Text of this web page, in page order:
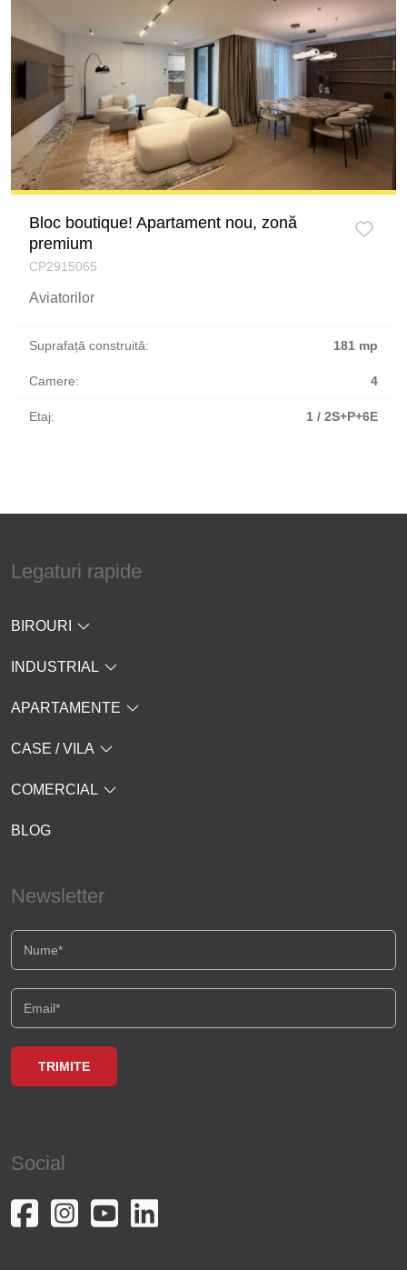
Bloc boutique! Apartament nou, zonă
premium
CP2915065
Aviatorilor
Suprafață construită: 181 mp
Camere: 4
Etaj: 1 / 2S+P+6E
Legaturi rapide
BIROURI
INDUSTRIAL
APARTAMENTE
CASE / VILA
COMERCIAL
BLOG
Newsletter
Social